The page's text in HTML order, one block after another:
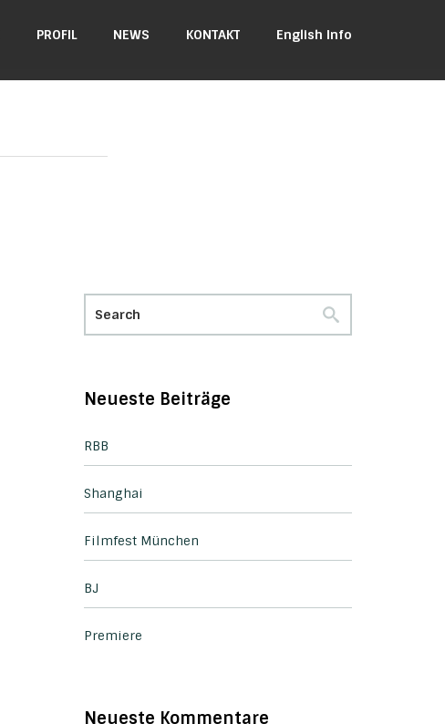
PROFIL NEWS KONTAKT English Info
Neueste Beiträge
RBB
Shanghai
Filmfest München
BJ
Premiere
Neueste Kommentare